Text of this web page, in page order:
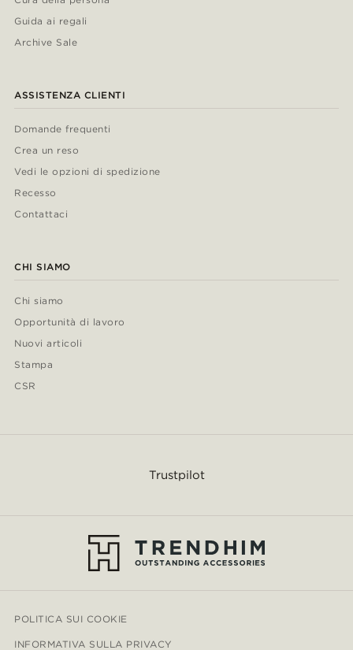
Guida ai regali
Archive Sale
ASSISTENZA CLIENTI
Domande frequenti
Crea un reso
Vedi le opzioni di spedizione
Recesso
Contattaci
CHI SIAMO
Chi siamo
Opportunità di lavoro
Nuovi articoli
Stampa
CSR
Trustpilot
POLITICA SUI COOKIE
INFORMATIVA SULLA PRIVACY